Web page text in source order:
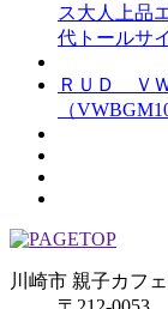
ス大人上品
代トールサ
ＲＵＤ Ｖ
（
川崎市 親子カフ